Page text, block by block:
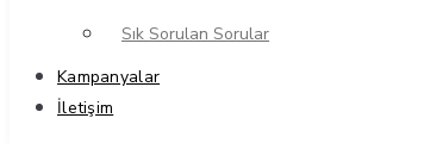
Sık Sorulan Sorular
Kampanyalar
İletişim